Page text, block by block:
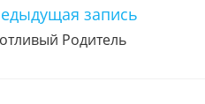
запись
Родитель